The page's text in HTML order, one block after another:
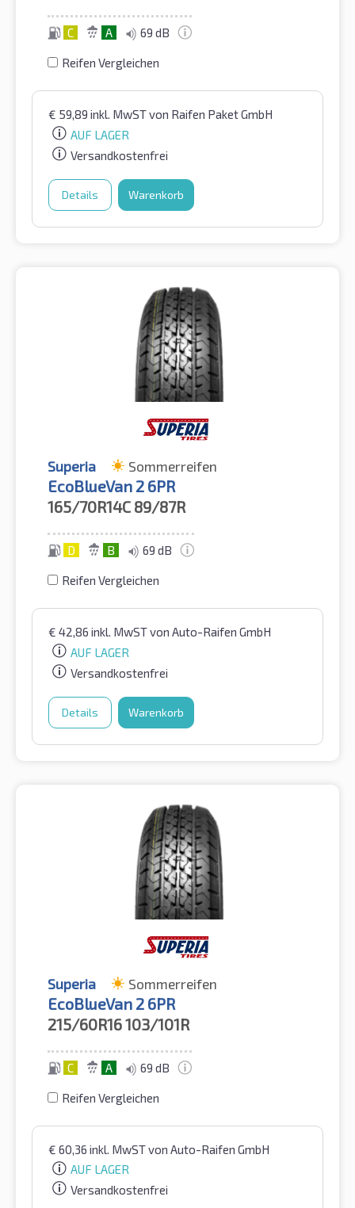
C A 69 dB
Reifen Vergleichen
€ 59,89 inkl. MwSTvon Raifen Paket GmbH
AUF LAGER
Versandkostenfrei
Details Warenkorb
Superia Sommerreifen
EcoBlueVan 2 6PR
165/70R14C 89/87R
D B 69 dB
Reifen Vergleichen
€ 42,86 inkl. MwSTvon Auto-Raifen GmbH
AUF LAGER
Versandkostenfrei
Details Warenkorb
Superia Sommerreifen
EcoBlueVan 2 6PR
215/60R16103/101R
C A 69 dB
Reifen Vergleichen
€ 60,36 inkl. MwSTvon Auto-Raifen GmbH
AUF LAGER
Versandkostenfrei